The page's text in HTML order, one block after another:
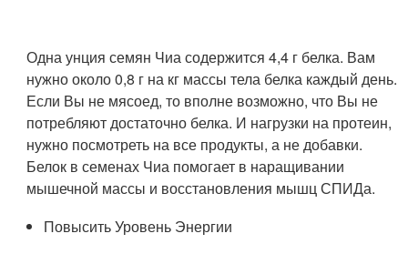
Одна унция семян Чиа содержится 4,4 г белка. Вам
нужно около 0,8 г на кг массы тела белка каждый день.
Если Вы не мясоед, то вполне возможно, что Вы не
потребляют достаточно белка. И нагрузки на протеин,
нужно посмотреть на все продукты, а не добавки.
Белок в семенах Чиа помогает в наращивании
мышечной массы и восстановления мышц СПИДа.
Повысить Уровень Энергии